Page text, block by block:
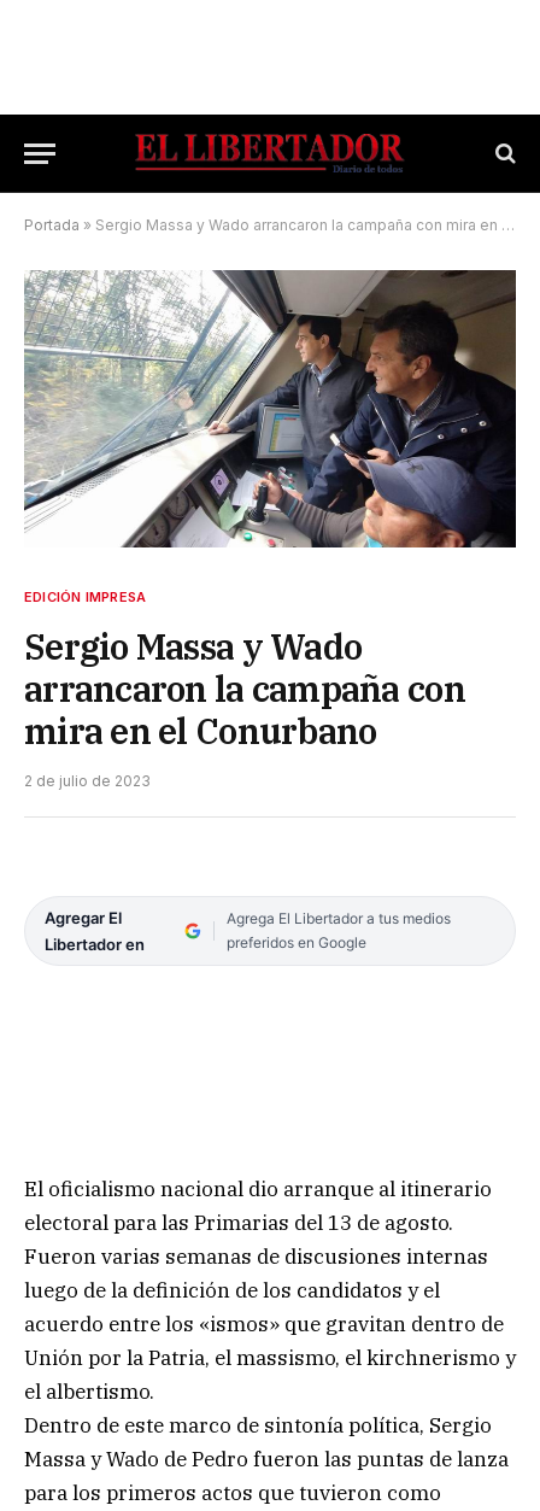
Portada » Sergio Massa y Wado arrancaron la campaña con mira en el Conurbano
EDICIÓN IMPRESA
Sergio Massa y Wado
arrancaron la campaña con
mira en el Conurbano
2 de julio de 2023
Agregar El
Libertador en
Agrega El Libertador a tus medios
preferidos en Google
El oficialismo nacional dio arranque al itinerario
electoral para las Primarias del 13 de agosto.
Fueron varias semanas de discusiones internas
luego de la definición de los candidatos y el
acuerdo entre los «ismos» que gravitan dentro de
Unión por la Patria, el massismo, el kirchnerismo y
el albertismo.
Dentro de este marco de sintonía política, Sergio
Massa y Wado de Pedro fueron las puntas de lanza
para los primeros actos que tuvieron como